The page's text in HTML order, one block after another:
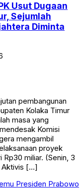
Usut Dugaan
Sejumlah
Diminta
pembangunan
Kolaka Timur
masa yang
Komisi
mengambil
proyek
miliar. (Senin, 3
Aktivis […]